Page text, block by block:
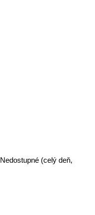
Nedostupné (celý deň,